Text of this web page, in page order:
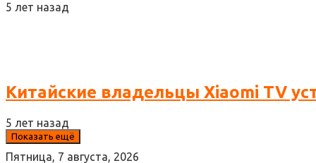
5 лет назад
Китайские владельцы Xiaomi TV
5 лет назад
Показать ещё
Пятница, 7 августа, 2026